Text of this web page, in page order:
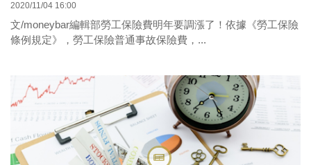
2020/11/04 16:00
文/moneybar編輯部勞工保險費明年要調漲了！依據《勞工保險
條例規定》，勞工保險普通事故保險費，...